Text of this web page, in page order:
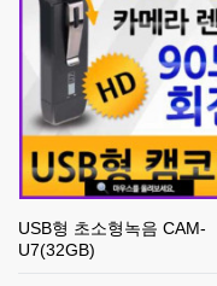
USB형 초소형녹음 CAM-
U7(32GB)